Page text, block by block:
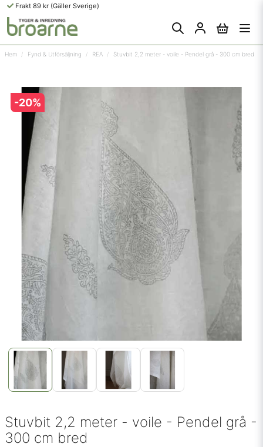
Frakt 89 kr (Gäller Sverige)
Hem Fynd & Utförsäljning REA Stuvbit 2,2 meter - voile - Pendel grå - 300 cm bred
-20%
Stuvbit 2,2 meter - voile - Pendel grå -
300 cm bred